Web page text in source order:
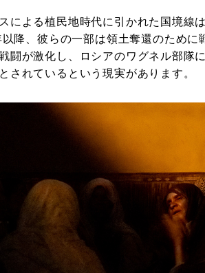
による植⺠地時代に引かれた国境線
降、彼らの一部は領土奪還のため
闘が激化し、ロシアのワグネル部隊
されているという現実があります。